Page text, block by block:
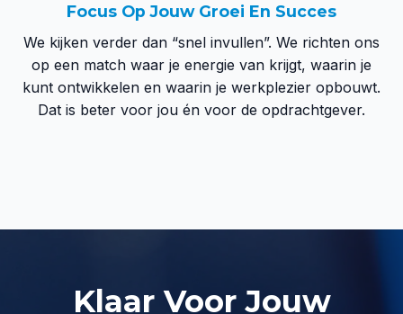
Focus Op Jouw Groei En Succes
We kijken verder dan “snel invullen”. We richten ons
op een match waar je energie van krijgt, waarin je
kunt ontwikkelen en waarin je werkplezier opbouwt.
Dat is beter voor jou én voor de opdrachtgever.
Klaar Voor Jouw